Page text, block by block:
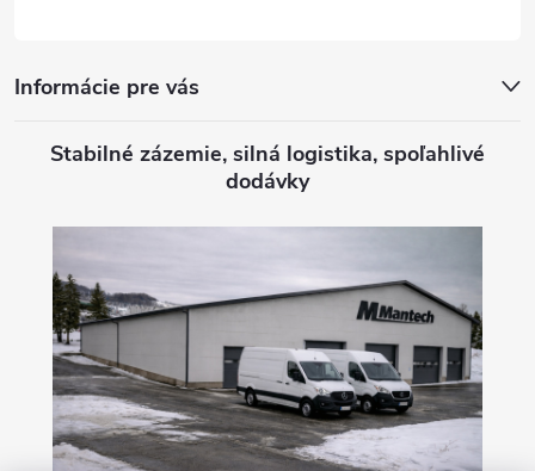
Informácie pre vás
Stabilné zázemie, silná logistika, spoľahlivé
dodávky